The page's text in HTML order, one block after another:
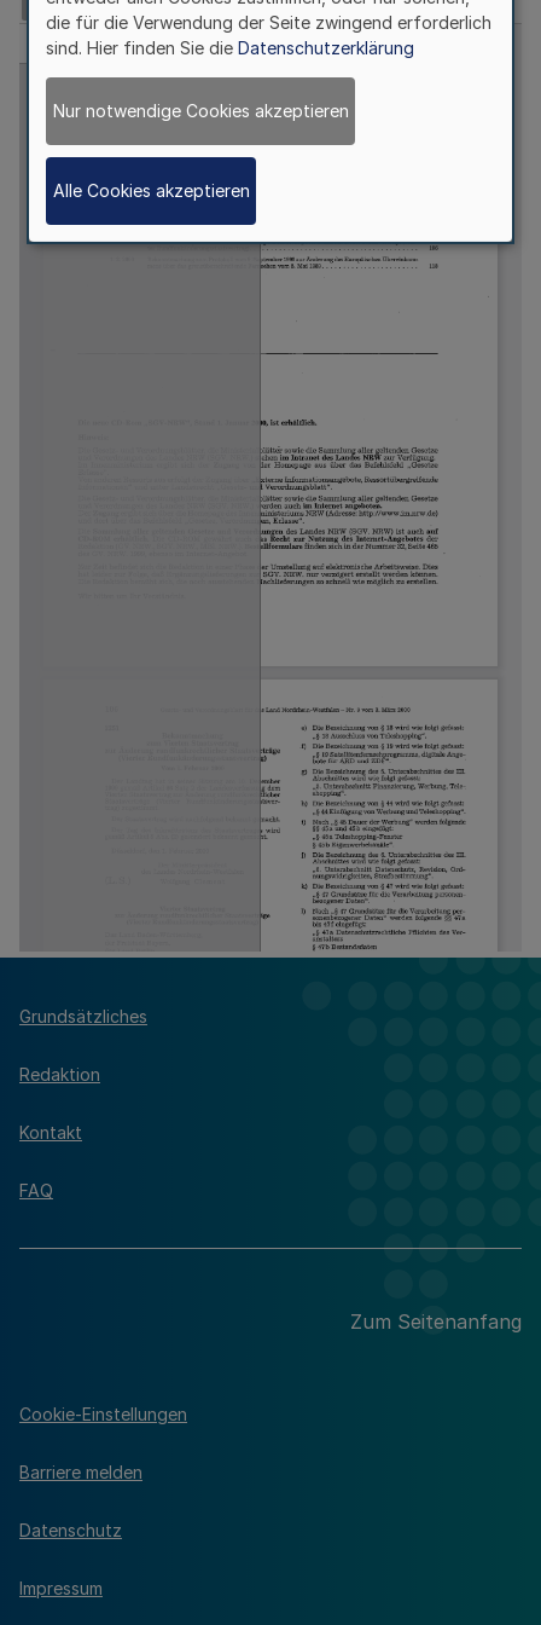
Grundsätzliches
Redaktion
Kontakt
FAQ
Zum Seitenanfang
Cookie-Einstellungen
Barriere melden
Datenschutz
Impressum
die für die Verwendung der Seite zwingend erforderlich
sind. Hier finden Sie die Datenschutzerklärung
Nur notwendige Cookies akzeptieren
Alle Cookies akzeptieren